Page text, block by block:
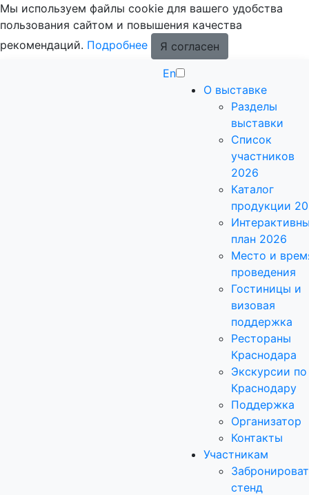
Мы используем файлы cookie для вашего удобства
пользования сайтом и повышения качества
рекомендаций. Подробнее
Я согласен
En
О выставке
Разделы
выставки
Список
участников
2026
Каталог
продукции
план 2026
Место и
проведения
Гостиницы и
визовая
поддержка
Рестораны
Краснодара
Экскурсии по
Краснодару
Поддержка
Организатор
Контакты
Участникам
стенд